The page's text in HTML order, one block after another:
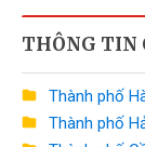
Bộ Nông
Bộ Xây dựng
Bộ Văn hóa,
THÔNG TIN
Thành phố
Thành phố